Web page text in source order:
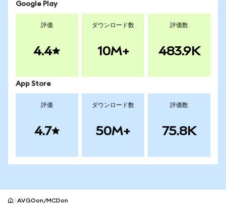
Google Play
評価
4.4
ダウンロード数
10M+
評価数
483.9K
App Store
評価
4.7
ダウンロード数
50M+
評価数
75.8K
AVGOon/MCDon